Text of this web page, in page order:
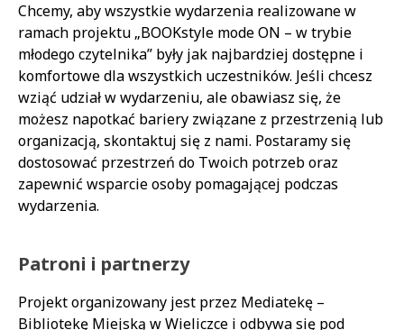
Chcemy, aby wszystkie wydarzenia realizowane w
ramach projektu „BOOKstyle mode ON – w trybie
młodego czytelnika” były jak najbardziej dostępne i
komfortowe dla wszystkich uczestników. Jeśli chcesz
wziąć udział w wydarzeniu, ale obawiasz się, że
możesz napotkać bariery związane z przestrzenią lub
organizacją, skontaktuj się z nami. Postaramy się
dostosować przestrzeń do Twoich potrzeb oraz
zapewnić wsparcie osoby pomagającej podczas
wydarzenia.
Patroni i partnerzy
Projekt organizowany jest przez Mediatekę –
Bibliotekę Miejską w Wieliczce i odbywa się pod